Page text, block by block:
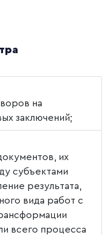
на
заключений;
их
субъектами
результата,
вида работ с
всего процесса